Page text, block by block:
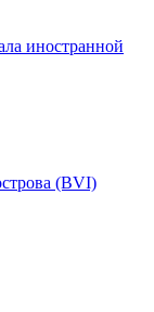
иностранной
(BVI)